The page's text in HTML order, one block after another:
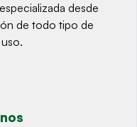
desde
de todo tipo de